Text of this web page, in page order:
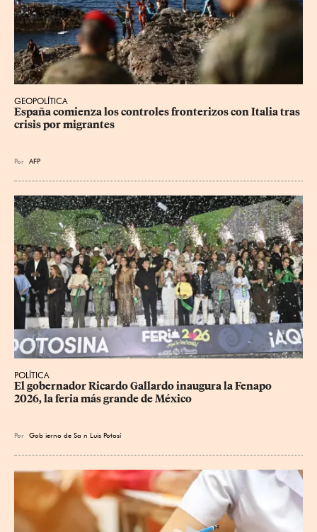
GEOPOLÍTICA
España comienza los controles fronterizos con Italia tras
crisis por migrantes
Por AFP
POLÍTICA
​El gobernador Ricardo Gallardo inaugura la Fenapo
2026, la feria más grande de México
Por Gob ierno de Sa n Luis Potosí